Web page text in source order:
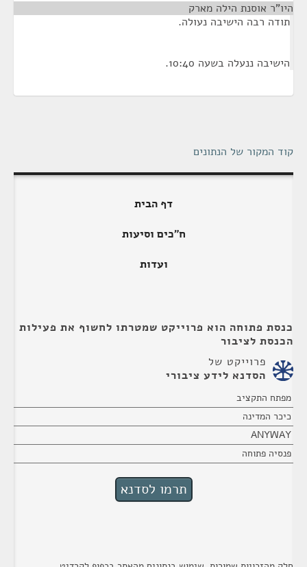
היו"ר אוסנת הילה מארק
תודה רבה הישיבה נעולה.
הישיבה ננעלה בשעה 10:40.
קוד המקור של הנתונים
דף הבית
ח"כים וסיעות
ועדות
כנסת פתוחה הוא פרוייקט שמטרתו לחשוף את פעילות
הכנסת לציבור
פרוייקט של
הסדנא לידע ציבורי
מפתח התקציב
כיכר המדינה
ANYWAY
פנסיה פתוחה